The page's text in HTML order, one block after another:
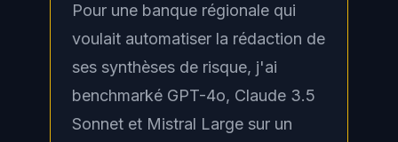
Pour une banque régionale qui
voulait automatiser la rédaction de
ses synthèses de risque, j'ai
benchmarké GPT-4o, Claude 3.5
Sonnet et Mistral Large sur un